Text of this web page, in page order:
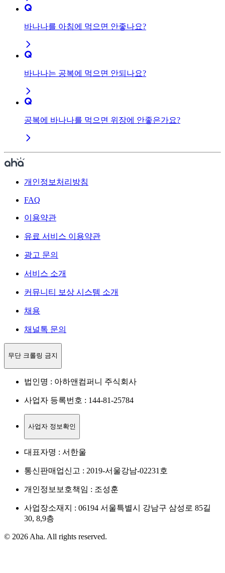
바나나를 아침에 먹으면 안좋나요?
바나나는 공복에 먹으면 안되나요?
공복에 바나나를 먹으면 위장에 안좋은가요?
개인정보처리방침
FAQ
이용약관
유료 서비스 이용약관
광고 문의
서비스 소개
커뮤니티 보상 시스템 소개
채용
채널톡 문의
무단 크롤링 금지
법인명 : 아하앤컴퍼니 주식회사
사업자 등록번호 : 144-81-25784
사업자 정보확인
대표자명 : 서한울
통신판매업신고 : 2019-서울강남-02231호
개인정보보호책임 : 조성훈
사업장소재지 : 06194 서울특별시 강남구 삼성로 85길
30, 8,9층
© 2026 Aha. All rights reserved.